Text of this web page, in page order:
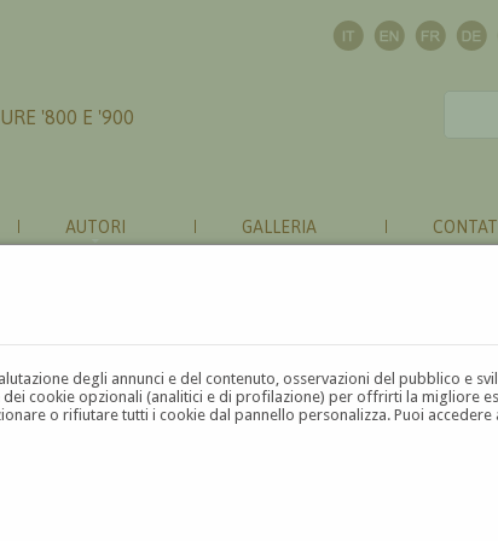
degli annunci e del contenuto, osservazioni del pubblico e
cookie opzionali (analitici e di profilazione) per offrirti la migliore
o rifiutare tutti i cookie dal pannello personalizza. Puoi
'800 E '900
AUTORI GALLERIA
L M N O P Q R S T U V W X